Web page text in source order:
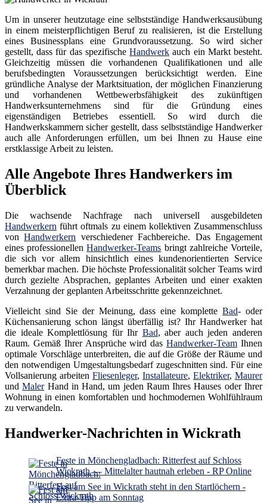
Um in unserer heutzutage eine selbstständige Handwerksausübung
in einem meisterpflichtigen Beruf zu realisieren, ist die Erstellung
eines Businessplans eine Grundvoraussetzung. So wird sicher
gestellt, dass für das spezifischeHandwerk auch ein Markt besteht.
Gleichzeitig müssen die vorhandenen Qualifikationen und alle
berufsbedingten Voraussetzungen berücksichtigt werden. Eine
gründliche Analyse der Marktsituation, der möglichen Finanzierung
und vorhandenen Wettbewerbsfähigkeit des zukünftigen
Handwerksunternehmens sind für die Gründung eines
eigenständigen Betriebes essentiell. So wird durch die
Handwerkskammern sicher gestellt, dass selbstständige Handwerker
auch alle Anforderungen erfüllen, um bei Ihnen zu Hause eine
erstklassige Arbeit zu leisten.
Alle Angebote Ihres Handwerkers im
Überblick
Die wachsende Nachfrage nach universell ausgebildeten
Handwerkern führt oftmals zu einem kollektiven Zusammenschluss
vonHandwerkern verschiedener Fachbereiche. Das Engagement
eines professionellenHandwerker-Teams bringt zahlreiche Vorteile,
die sich vor allem hinsichtlich eines kundenorientierten Service
bemerkbar machen. Die höchste Professionalität solcher Teams wird
durch gezielte Absprachen, geplantes Arbeiten und einer exakten
Verzahnung der geplanten Arbeitsschritte gekennzeichnet.
Vielleicht sind Sie der Meinung, dass eine kompletteBad- oder
Küchensanierung schon längst überfällig ist? Ihr Handwerker hat
die ideale Komplettlösung für Ihr Bad, aber auch jeden anderen
Raum. Gemäß Ihrer Ansprüche wird dasHandwerker-Team Ihnen
optimale Vorschläge unterbreiten, die auf die Größe der Räume und
den notwendigen Umgestaltungsbedarf zugeschnitten sind. Für eine
Vollsanierung arbeiten Fliesenleger, Installateure, Elektriker, Maurer
undMalerHand in Hand, um jeden Raum Ihres Hauses oder Ihrer
Wohnung in einen komfortablen und hochmodernen Wohlfühlraum
zu verwandeln.
Handwerker-Nachrichten in Wickrath
Feste in Mönchengladbach: Ritterfest auf Schloss
Wickrath — Mittelalter hautnah erleben - RP Online
Fest am See in Wickrath steht in den Startlöchern -
Extra-Tipp am Sonntag